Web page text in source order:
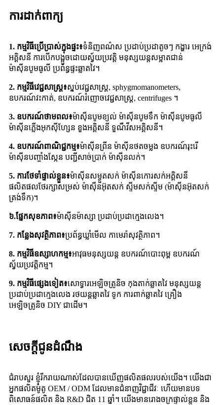
ការដាក់ពាក្យ
1. កម្មវិធីប្រើប្រាស់ក្នុងផ្ទះ៖ទំនិញពណ៌ស ប្រដាប់ប្រដាតូចៗ កង្ហារ អេក្រង់
អគ្គិសនី ការបើកបង្អួចដោយស្វ័យប្រវត្តិ មនុស្សយន្តសម្អាតជាន់
ម៉ាស៊ីនបូមធូលី ប្រព័ន្ធផ្ទះឆ្លាតវៃ។
2. កម្មវិធីវេជ្ជសាស្រ្ត៖ស្នប់វេជ្ជសាស្រ្ត, sphygmomanometers,
ឧបករណ៍វះកាត់, ឧបករណ៍រំញោចវេជ្ជសាស្រ្ត, centrifuges ។
3. ឧបករណ៍ថាមពល៖ម៉ាស៊ីនបូមខ្យល់ ម៉ាស៊ីនបូមទឹក ម៉ាស៊ីនបូមធូលី
ម៉ាស៊ីនភ្លើងអុកស៊ីហ្សែន ខួងអគ្គិសនី ទួណឺវីសអគ្គិសនី។
4. ឧបករណ៍ពាណិជ្ជកម្ម៖ម៉ាស៊ីនព្រីន ម៉ាស៊ីនថតចម្លង ឧបករណ៍រុះរើ
ម៉ាស៊ីនបញ្ចាំងស្កែន បញ្ជីសាច់ប្រាក់ ម៉ាស៊ីនលក់។
5. ការថែទាំផ្ទាល់ខ្លួន៖ម៉ាស៊ីនសម្ងួតសក់ ម៉ាស៊ីនកោរសក់អគ្គិសនី
ផលិតផលថែរក្សាសម្រស់ ម៉ាស៊ីនអ៊ុតសក់ ស្ទីមសក់ស្ទីម (ម៉ាស៊ីនអ៊ុតសក់
ត្រង់ទឹក)។
៦.ផ្នែកសុខភាព៖ម៉ាស៊ីនម៉ាស្សា ប្រដាប់ប្រដាក្មេងលេង។
7. កន្លែងសុវត្ថិភាព៖ប្រព័ន្ធឃ្លាំមើល កាមេរ៉ាសុវត្ថិភាព។
8. កម្មវិធីឧស្សាហកម្ម៖អាវុធមនុស្សយន្ត ឧបករណ៍បោះពុម្ព ឧបករណ៍
ស្វ័យប្រវត្តិកម្ម។
9. កម្មវិធីផ្សេងទៀត៖សោទ្វារអេឡិចត្រូនិច កុងតាក់ឆ្លាតវៃ មនុស្សយន្ត
ប្រដាប់ប្រដាក្មេងលេង រថយន្តឆ្លាតវៃ ទូក ការពាក់ឆ្លាតវៃ គ្រឿង
អេឡិចត្រូនិច DIY ជាដើម។
សេចក្តីជូនដំណឹង
ជំរាបសួរ ខ្ញុំរីករាយណាស់ដែលបានឃើញផលិតផលរបស់យើង។ យើងជា
អ្នកផលិតម៉ូតូ OEM / ODM ដែលមានជំនាញវិជ្ជាជីវៈ ហើយមានបទ
ពិសោធន៍ផលិត និង R&D ជិត 11 ឆ្នាំ។ យើងមានរោងចក្រផ្ទាល់ខ្លួន និង